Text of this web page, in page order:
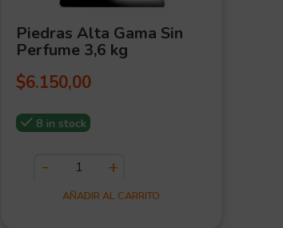
Piedras Alta Gama Sin
Perfume 3,6 kg
$6.150,00
8 in stock
AÑADIR AL CARRITO